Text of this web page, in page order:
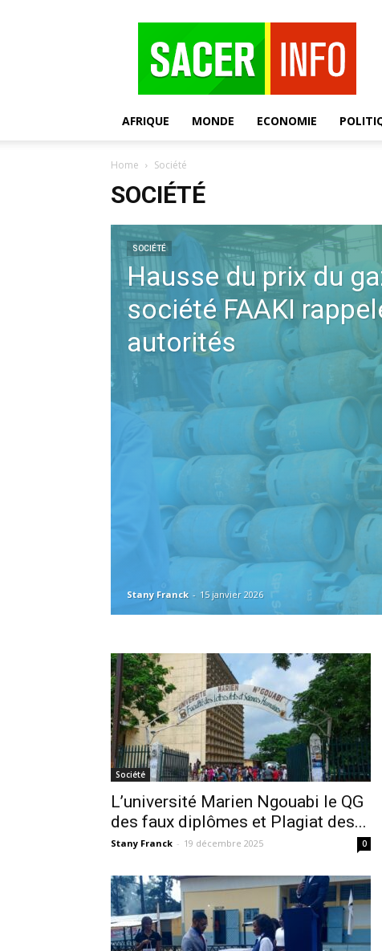
AFRIQUE MONDE ECONOMIE
Home Société
SOCIÉTÉ
SOCIÉTÉ
Hausse du prix du
société FAAKI
autorités
Stany Franck - 15 janvier 2026
Société
L’université Marien Ngouabi le QG
des faux diplômes et Plagiat des...
Stany Franck - 19 décembre 2025 0